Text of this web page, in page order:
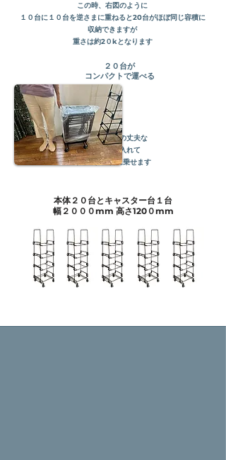
本体２０台とキャスター台１台
​幅２０００mm 高さ120０mm
この時、 右図のように
１０台に１０台を逆さまに重ねると20台がほぼ同じ容積に
収納できますが
重さは約2０kとなります
​厚み
0.１mm以上の丈夫な
ナイン袋に入れて
キャスター台に乗せます
​２０台が
コンパクトで運べる